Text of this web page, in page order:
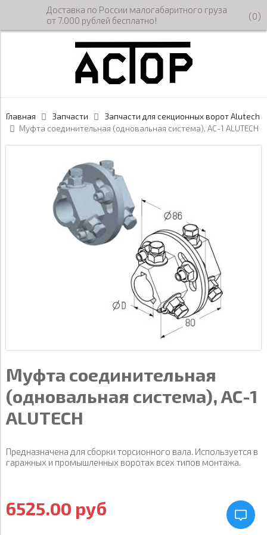
Доставка по России малогабаритного груза
от 7.000 рублей бесплатно!
(0)
Главная Запчасти
Запчасти для секционных ворот Alutech
Муфта соединительная (одновальная система), AC-1 ALUTECH
Муфта соединительная
(одновальная система), AC-1
ALUTECH
Предназначена для сборки торсионного вала. Используется в
гаражных и промышленных воротах всех типов монтажа.
6525.00 руб